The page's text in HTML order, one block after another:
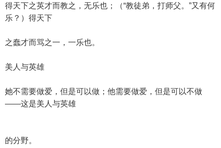
得天下之英才而教之，无乐也；（“教徒弟，打师父。”又有何
乐？）得天下
之蠢才而骂之一，一乐也。
美人与英雄
她不需要做爱，但是可以做；他需要做爱，但是可以不做
——这是美人与英雄
的分野。